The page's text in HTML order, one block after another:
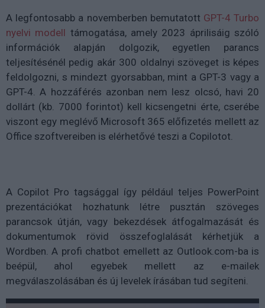
A legfontosabb a novemberben bemutatott GPT-4 Turbo
nyelvi modell támogatása, amely 2023 áprilisáig szóló
információk alapján dolgozik, egyetlen parancs
teljesítésénél pedig akár 300 oldalnyi szöveget is képes
feldolgozni, s mindezt gyorsabban, mint a GPT-3 vagy a
GPT-4. A hozzáférés azonban nem lesz olcsó, havi 20
dollárt (kb. 7000 forintot) kell kicsengetni érte, cserébe
viszont egy meglévő Microsoft 365 előfizetés mellett az
Office szoftvereiben is elérhetővé teszi a Copilotot.
A Copilot Pro tagsággal így például teljes PowerPoint
prezentációkat hozhatunk létre pusztán szöveges
parancsok útján, vagy bekezdések átfogalmazását és
dokumentumok rövid összefoglalását kérhetjük a
Wordben. A profi chatbot emellett az Outlook.com-ba is
beépül, ahol egyebek mellett az e-mailek
megválaszolásában és új levelek írásában tud segíteni.